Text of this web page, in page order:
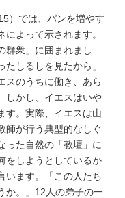
）では、パンを増やす
よって示されます。
群衆」に囲まれまし
しるしを見たから」
スのうちに働き、あら
しかし、イエスはいや
す。実際、イエスは山
師が行う典型的なしぐ
った自然の「教壇」に
をしようとしているか
います。「この人たち
か。」12人の弟子の一